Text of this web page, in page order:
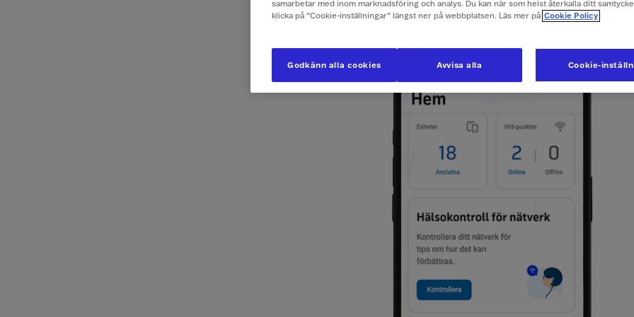
1 Välj hem i menyn
samarbetar med inom marknadsföring och analys. Du kan när som helst återkalla ditt
klicka på ”Cookie-inställningar” längst ner på webbplatsen. Läs mer på Cookie Policy
Cookie-
Avvisa alla
Godkänn alla cookies